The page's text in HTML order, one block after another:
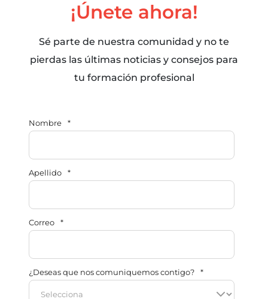
¡Únete ahora!
Sé parte de nuestra comunidad y no te
pierdas las últimas noticias y consejos para
tu formación profesional
Nombre *
Apellido *
Correo *
¿Deseas que nos comuniquemos contigo? *